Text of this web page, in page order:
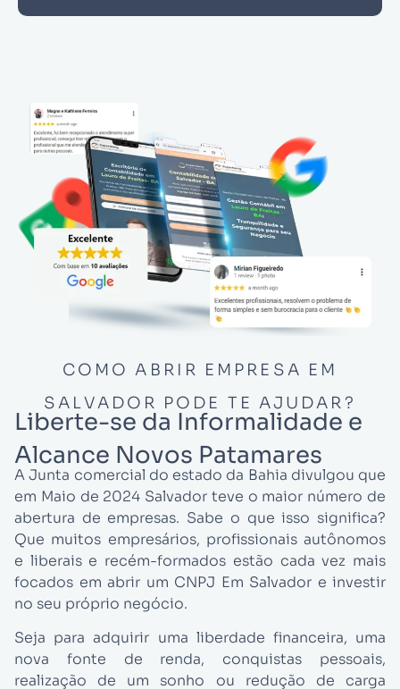
COMO ABRIR EMPRESA EM
SALVADOR PODE TE AJUDAR?
Liberte-se da Informalidade e
Alcance Novos Patamares
A Junta comercial do estado da Bahia divulgou que
em Maio de 2024 Salvador teve o maior número de
abertura de empresas. Sabe o que isso significa?
Que muitos empresários, profissionais autônomos
e liberais e recém-formados estão cada vez mais
focados em abrir um CNPJ Em Salvador e investir
no seu próprio negócio.
Seja para adquirir uma liberdade financeira, uma
nova fonte de renda, conquistas pessoais,
realização de um sonho ou redução de carga